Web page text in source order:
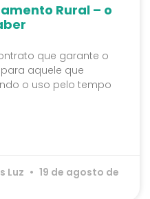
Rural – o
que garante o
aquele que
o uso pelo tempo
Luz
19 de agosto de